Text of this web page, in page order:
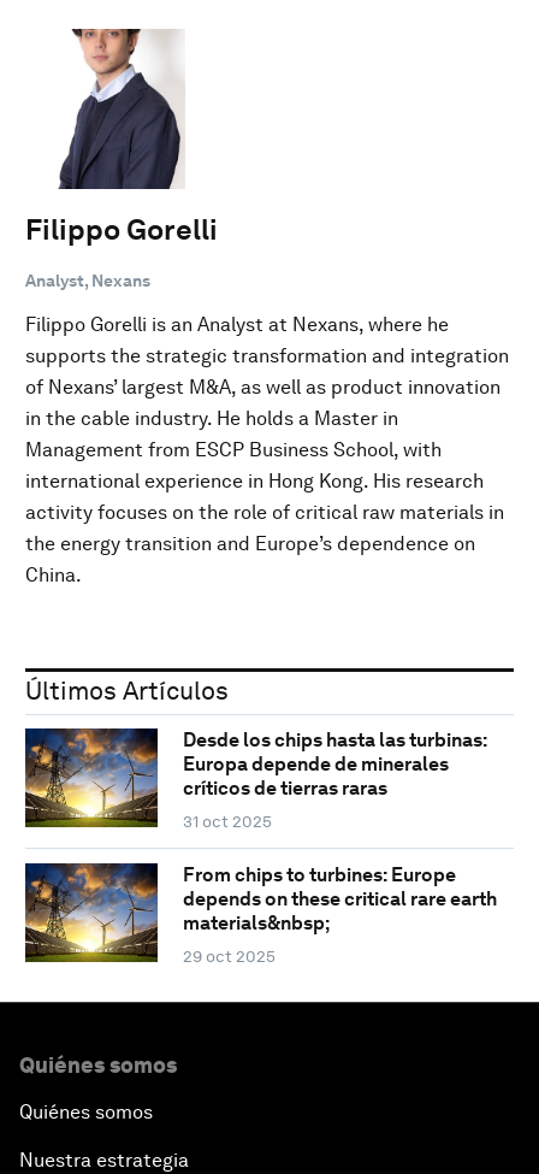
Filippo Gorelli
Analyst, Nexans
Filippo Gorelli is an Analyst at Nexans, where he
supports the strategic transformation and integration
of Nexans’ largest M&A, as well as product innovation
in the cable industry. He holds a Master in
Management from ESCP Business School, with
international experience in Hong Kong. His research
activity focuses on the role of critical raw materials in
the energy transition and Europe’s dependence on
China.
Últimos Artículos
Desde los chips hasta las turbinas:
Europa depende de minerales
críticos de tierras raras
31 oct 2025
From chips to turbines: Europe
depends on these critical rare earth
materials&nbsp;
29 oct 2025
Quiénes somos
Quiénes somos
Nuestra estrategia